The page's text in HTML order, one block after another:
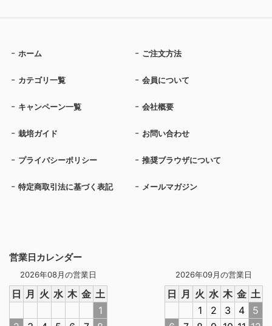
営業日カレンダー
2026年08月の営業日
日 月 火 水 木 金 土
1
2026年09月の営業日
日 月 火 水 木 金 土
1
2 3 4
5
ホーム ご注文方法
カテゴリ一覧 会員について
キャンペーン一覧 会社概要
栽培ガイド お問い合わせ
プライバシーポリシー 推奨ブラウザについて
特定商取引法に基づく表記 メールマガジン